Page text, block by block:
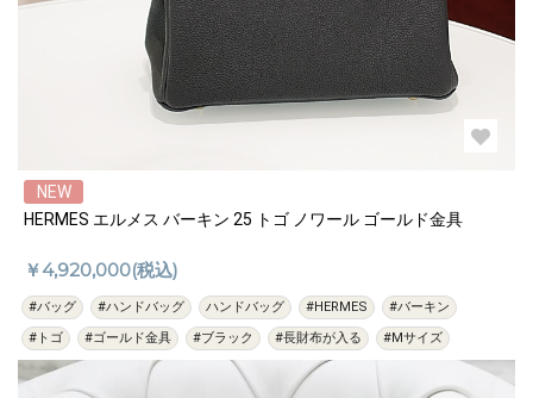
NEW
HERMES エルメス バーキン 25 トゴ ノワール ゴールド金具
￥4,920,000(税込)
#バッグ #ハンドバッグ ハンドバッグ #HERMES
#バーキン
#トゴ
#ゴールド金具 #ブラック #長財布が入る #Mサイズ